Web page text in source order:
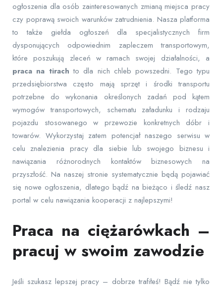
ogłoszenia dla osób zainteresowanych zmianą miejsca pracy
czy poprawą swoich warunków zatrudnienia. Nasza platforma
to także giełda ogłoszeń dla specjalistycznych firm
dysponujących odpowiednim zapleczem transportowym,
które poszukują zleceń w ramach swojej działalności, a
praca na tirach to dla nich chleb powszedni. Tego typu
przedsiębiorstwa często mają sprzęt i środki transportu
potrzebne do wykonania określonych zadań pod kątem
wymogów transportowych, schematu załadunku i rodzaju
pojazdu stosowanego w przewozie konkretnych dóbr i
towarów. Wykorzystaj zatem potencjał naszego serwisu w
celu znalezienia pracy dla siebie lub swojego biznesu i
nawiązania różnorodnych kontaktów biznesowych na
przyszłość. Na naszej stronie systematycznie będą pojawiać
się nowe ogłoszenia, dlatego bądź na bieżąco i śledź nasz
portal w celu nawiązania kooperacji z najlepszymi!
Praca na ciężarówkach –
pracuj w swoim zawodzie
Jeśli szukasz lepszej pracy – dobrze trafiłeś! Bądź nie tylko